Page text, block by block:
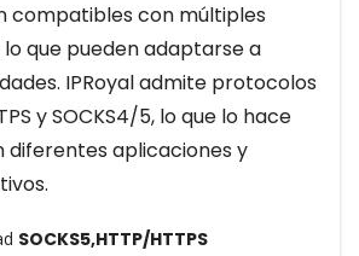
compatibles con múltiples
que pueden adaptarse a
IPRoyal admite protocolos
y SOCKS4/5, lo que lo hace
aplicaciones y
SOCKS5,HTTP/HTTPS